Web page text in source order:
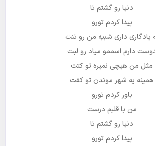
دنیا رو گشتم تا
پیدا کردم تورو
یادگاری داری شبیه من رو تنت
دارم اسممو میاد رو لبت
مثل من هیچی نمیره تو کتت
همینه یه شهر موندن تو کفت
باور کردم تورو
من با قلبم درست
دنیا رو گشتم تا
پیدا کردم تورو